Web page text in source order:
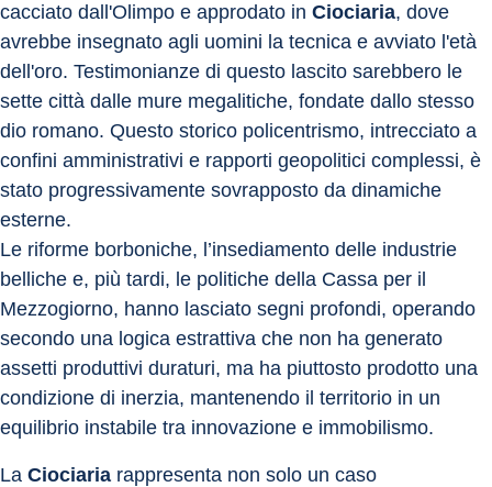
cacciato dall'Olimpo e approdato in Ciociaria, dove
avrebbe insegnato agli uomini la tecnica e avviato l'età
dell'oro. Testimonianze di questo lascito sarebbero le
sette città dalle mure megalitiche, fondate dallo stesso
dio romano. Questo storico policentrismo, intrecciato a
confini amministrativi e rapporti geopolitici complessi, è
stato progressivamente sovrapposto da dinamiche
esterne.
Le riforme borboniche, l’insediamento delle industrie
belliche e, più tardi, le politiche della Cassa per il
Mezzogiorno, hanno lasciato segni profondi, operando
secondo una logica estrattiva che non ha generato
assetti produttivi duraturi, ma ha piuttosto prodotto una
condizione di inerzia, mantenendo il territorio in un
equilibrio instabile tra innovazione e immobilismo.
La Ciociaria rappresenta non solo un caso